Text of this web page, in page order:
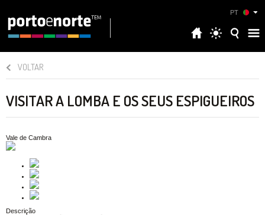
PT
VOLTAR
VISITAR A LOMBA E OS SEUS ESPIGUEIROS
Vale de Cambra
Descrição